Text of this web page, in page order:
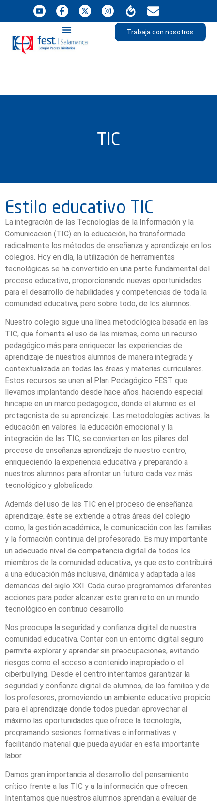
Trabaja con nosotros
TIC
Estilo educativo TIC
La integración de las Tecnologías de la Información y la
Comunicación (TIC) en la educación, ha transformado
radicalmente los métodos de enseñanza y aprendizaje en los
colegios. Hoy en día, la utilización de herramientas
tecnológicas se ha convertido en una parte fundamental del
proceso educativo, proporcionando nuevas oportunidades
para el desarrollo de habilidades y competencias de toda la
comunidad educativa, pero sobre todo, de los alumnos.
Nuestro colegio sigue una línea metodológica basada en las
TIC, que fomenta el uso de las mismas, como un recurso
pedagógico más para enriquecer las experiencias de
aprendizaje de nuestros alumnos de manera integrada y
contextualizada en todas las áreas y materias curriculares.
Estos recursos se unen al Plan Pedagógico FEST que
llevamos implantando desde hace años, haciendo especial
hincapié en un marco pedagógico, donde el alumno es el
protagonista de su aprendizaje. Las metodologías activas, la
educación en valores, la educación emocional y la
integración de las TIC, se convierten en los pilares del
proceso de enseñanza aprendizaje de nuestro centro,
enriqueciendo la experiencia educativa y preparando a
nuestros alumnos para afrontar un futuro cada vez más
tecnológico y globalizado.
Además del uso de las TIC en el proceso de enseñanza
aprendizaje, éste se extiende a otras áreas del colegio
como, la gestión académica, la comunicación con las familias
y la formación continua del profesorado. Es muy importante
un adecuado nivel de competencia digital de todos los
miembros de la comunidad educativa, ya que esto contribuirá
a una educación más inclusiva, dinámica y adaptada a las
demandas del siglo XXI. Cada curso programamos diferentes
acciones para poder alcanzar este gran reto en un mundo
tecnológico en continuo desarrollo.
Nos preocupa la seguridad y confianza digital de nuestra
comunidad educativa. Contar con un entorno digital seguro
permite explorar y aprender sin preocupaciones, evitando
riesgos como el acceso a contenido inapropiado o el
ciberbullying. Desde el centro intentamos garantizar la
seguridad y confianza digital de alumnos, de las familias y de
los profesores, promoviendo un ambiente educativo propicio
para el aprendizaje donde todos puedan aprovechar al
máximo las oportunidades que ofrece la tecnología,
programando sesiones formativas e informativas y
facilitando material que pueda ayudar en esta importante
labor.
Damos gran importancia al desarrollo del pensamiento
crítico frente a las TIC y a la información que ofrecen.
Intentamos que nuestros alumnos aprendan a evaluar de